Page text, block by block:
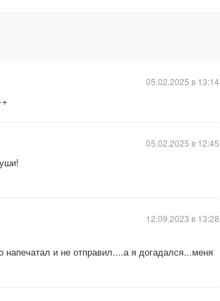
05.02.2025 в 13:14
05.02.2025 в 12:45
и не отправил....а я догадался...меня
12.09.2023 в 13:28